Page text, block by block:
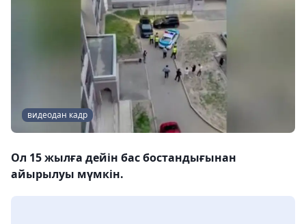
видеодан кадр
Ол 15 жылға дейін бас бостандығынан
айырылуы мүмкін.